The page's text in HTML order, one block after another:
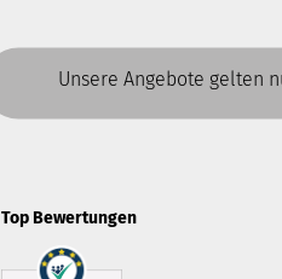
Unsere Angebote gelten
Top Bewertungen